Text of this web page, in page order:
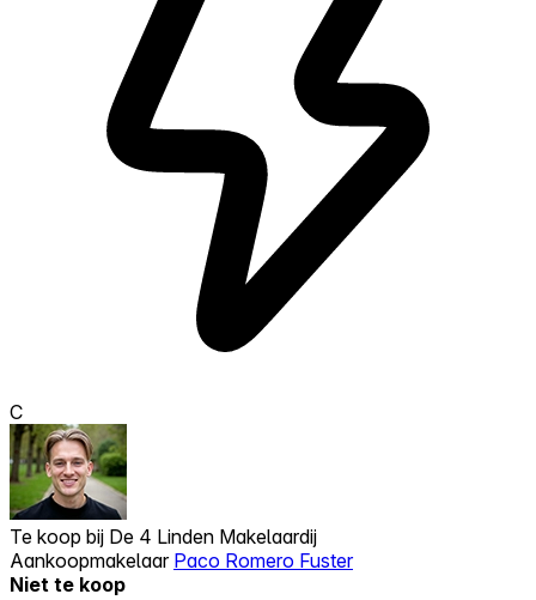
C
Te koop bij De 4 Linden Makelaardij
Aankoopmakelaar Paco Romero Fuster
Niet te koop